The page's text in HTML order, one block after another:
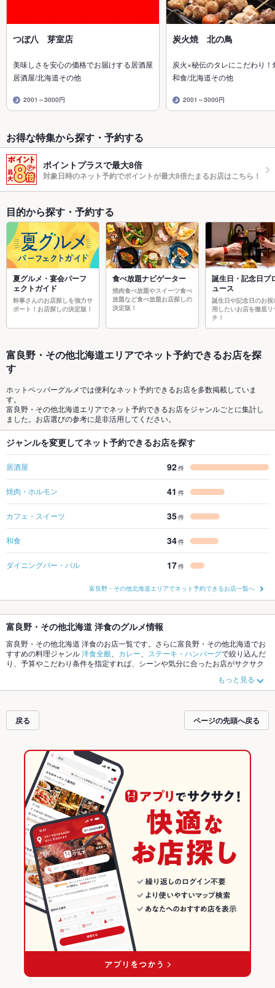
つぼ八 芽室店
美味しさを安心の価格でお届けする居酒屋
居酒屋/北海道その他
2001～3000円
炭火焼 北の鳥
炭火×秘伝のタレにこだわり
和食/北海道その他
2001～3000円
お得な特集から探す・予約する
ポイントプラスで最大8倍
対象日時のネット予約でポイントが最大8倍たまるお店はこちら！
目的から探す・予約する
夏グルメ・宴会パーフ
ェクトガイド
幹事さんのお店探しを強力サ
ポート！お店探しの決定版！
食べ放題ナビゲーター
焼肉食べ放題やスイーツ食べ
放題など食べ放題お店探しの
決定版！
誕生日・記念日プ
ュース
誕生日や記念日のお祝
用したいお店を徹底リ
チ！
富良野・その他北海道エリアでネット予約できるお店を探
す
ホットペッパーグルメでは便利なネット予約できるお店を多数掲載していま
す。
富良野・その他北海道エリアでネット予約できるお店をジャンルごとに集計し
ました。お店選びの参考に是非活用してください。
ジャンルを変更してネット予約できるお店を探す
居酒屋 92件
焼肉・ホルモン 41 件
カフェ・スイーツ 35件
和食 34件
ダイニングバー・バル 17件
富良野・その他北海道エリアでネット予約できるお店一覧へ
富良野・その他北海道 洋食のグルメ情報
富良野・その他北海道 洋食のお店一覧です。さらに富良野・その他北海道でお
すすめの料理ジャンル洋食全般 カレー ステーキ・ハンバーグで絞り込んだ
り、予算やこだわり条件を指定すれば、シーンや気分に合ったお店がサクサク
や季節のおすすめ料理など、
お店の最新情報をご紹介しているので安心！24時間使える簡単便利なネット予
ートやパーティーにもお得に便利にホットペッパーグルメをご利用ください。
もっと見る
戻る ページの先頭へ戻る